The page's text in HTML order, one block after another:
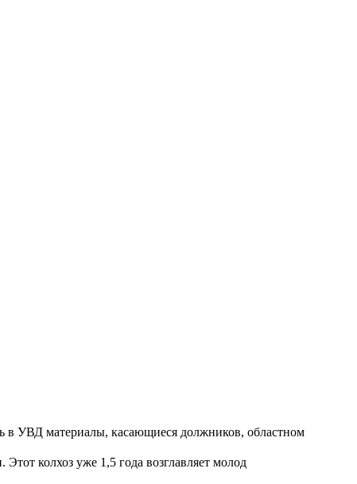
в УВД материалы, касающиеся должников, областном
колхоз уже 1,5 года возглавляет молод